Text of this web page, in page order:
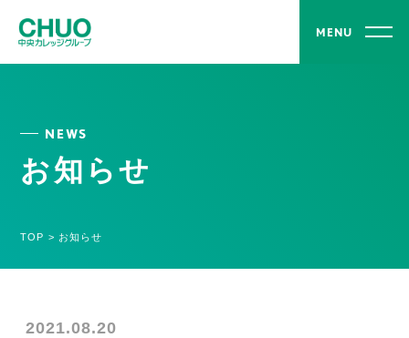
MENU
NEWS
お知らせ
TOP > お知らせ
2021.08.20